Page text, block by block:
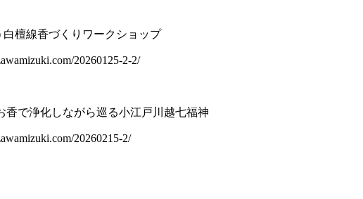
白檀線香づくりワークショップ
20260125-2-2/
香で浄化しながら巡る小江戸川越七福神
20260215-2/